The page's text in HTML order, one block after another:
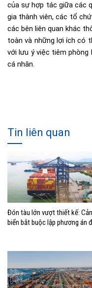
của sự hợp tác giữa các
gia thành viên, các tổ
các bên liên quan khác
toàn và những lợi ích có
với lưu ý việc tiêm
cá nhân.​
Tin liên quan
Đón tàu lớn vượt thiết kế:
biển bắt buộc lập phương án